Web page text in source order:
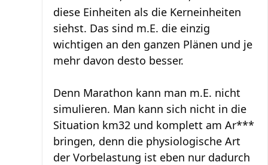
diese Einheiten als die Kerneinheiten
siehst. Das sind m.E. die einzig
wichtigen an den ganzen Plänen und je
mehr davon desto besser.
Denn Marathon kann man m.E. nicht
simulieren. Man kann sich nicht in die
Situation km32 und komplett am Ar***
bringen, denn die physiologische Art
der Vorbelastung ist eben nur dadurch